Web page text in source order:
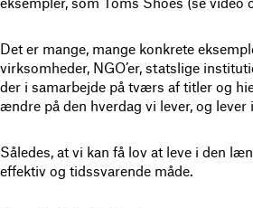
Det er mange, mange konkrete
virksomheder, NGO’er, statslige
der i samarbejde på tværs af titler og
ændre på den hverdag vi lever, og lever
Således, at vi kan få lov at leve i den
effektiv og tidssvarende måde.